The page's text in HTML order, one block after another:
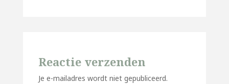
Reactie verzenden
Je e-mailadres wordt niet gepubliceerd.